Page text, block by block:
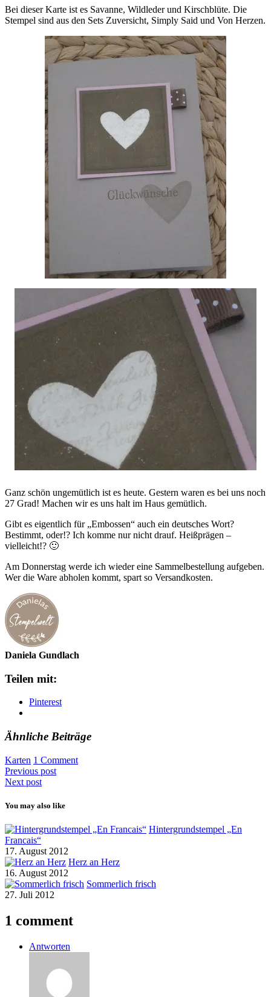
Bei dieser Karte ist es Savanne, Wildleder und Kirschblüte. Die
Stempel sind aus den Sets Zuversicht, Simply Said und Von Herzen.
Ganz schön ungemütlich ist es heute. Gestern waren es bei uns noch
27 Grad! Machen wir es uns halt im Haus gemütlich.
Gibt es eigentlich für „Embossen“ auch ein deutsches Wort?
Bestimmt, oder!? Ich komme nur nicht drauf. Heißprägen –
vielleicht!? 🙂
Am Donnerstag werde ich wieder eine Sammelbestellung aufgeben.
Wer die Ware abholen kommt, spart so Versandkosten.
Daniela Gundlach
Teilen mit:
Pinterest
Ähnliche Beiträge
Karten 1 Comment
Previous post
Next post
You may also like
Hintergrundstempel „En
Francais“
17. August 2012
Herz an Herz
16. August 2012
Sommerlich frisch
27. Juli 2012
1 comment
Antworten